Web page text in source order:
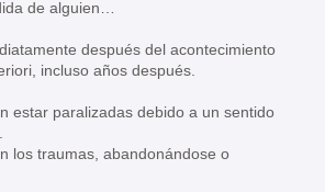
de alguien…⁣
después del acontecimiento
incluso años después.⁣
estar paralizadas debido a un sentido
los traumas, abandonándose o